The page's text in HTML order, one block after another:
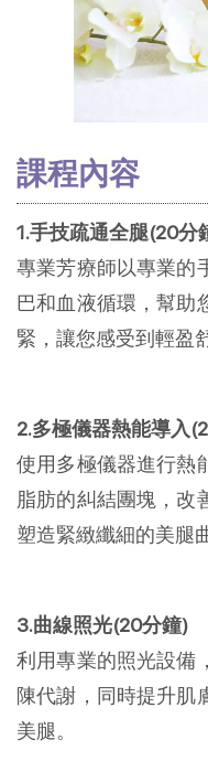
課程內容
1.手技疏通全腿(20分
專業芳療師以專業的
巴和血液循環，幫助
緊，讓您感受到輕盈
2.多極儀器熱能導入
使用多極儀器進行熱
脂肪的糾結團塊，改
塑造緊緻纖細的美腿
3.曲線照光(20分鐘)
利用專業的照光設備
陳代謝，同時提升肌
美腿。